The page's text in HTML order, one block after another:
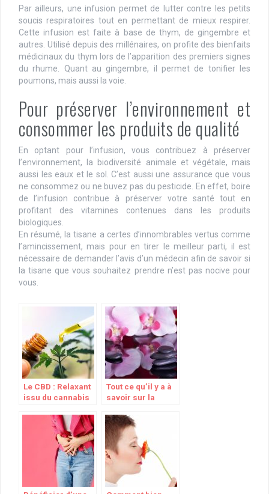
Par ailleurs, une infusion permet de lutter contre les petits
soucis respiratoires tout en permettant de mieux respirer.
Cette infusion est faite à base de thym, de gingembre et
autres. Utilisé depuis des millénaires, on profite des bienfaits
médicinaux du thym lors de l’apparition des premiers signes
du rhume. Quant au gingembre, il permet de tonifier les
poumons, mais aussi la voie.
Pour préserver l’environnement et
consommer les produits de qualité
En optant pour l’infusion, vous contribuez à préserver
l’environnement, la biodiversité animale et végétale, mais
aussi les eaux et le sol. C’est aussi une assurance que vous
ne consommez ou ne buvez pas du pesticide. En effet, boire
de l’infusion contribue à préserver votre santé tout en
profitant des vitamines contenues dans les produits
biologiques.
En résumé, la tisane a certes d’innombrables vertus comme
l’amincissement, mais pour en tirer le meilleur parti, il est
nécessaire de demander l’avis d’un médecin afin de savoir si
la tisane que vous souhaitez prendre n’est pas nocive pour
vous.
Le CBD : Relaxant
issu du cannabis
Tout ce qu’il y a à
savoir sur la